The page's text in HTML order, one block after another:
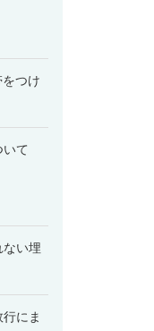
つけ
て
ない埋
にま